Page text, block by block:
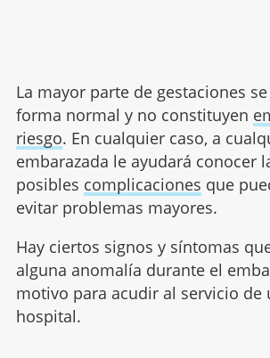
La mayor parte de gestaciones
forma normal y no constituyen
riesgo. En cualquier caso, a
embarazada le ayudará conocer
posibles complicaciones que
evitar problemas mayores.
Hay ciertos signos y síntomas
alguna anomalía durante el
motivo para acudir al servicio de
hospital.